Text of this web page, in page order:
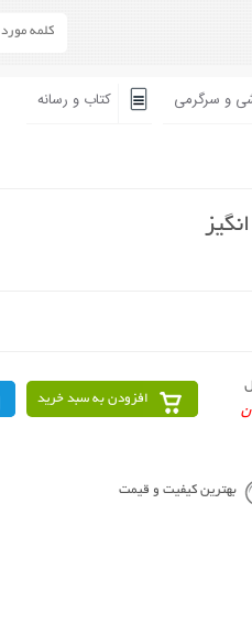
و سرگرمی کتاب و رسانه
افزودن به سبد خرید
بهترین کیفیت و قیمت